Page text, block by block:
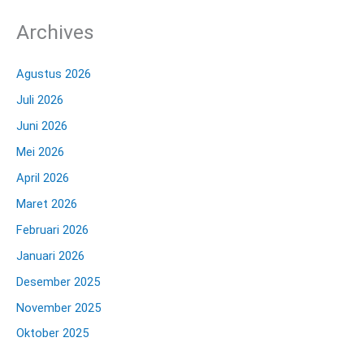
Archives
Agustus 2026
Juli 2026
Juni 2026
Mei 2026
April 2026
Maret 2026
Februari 2026
Januari 2026
Desember 2025
November 2025
Oktober 2025